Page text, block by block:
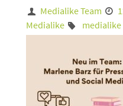
Medialike Team
Medialike
medialike